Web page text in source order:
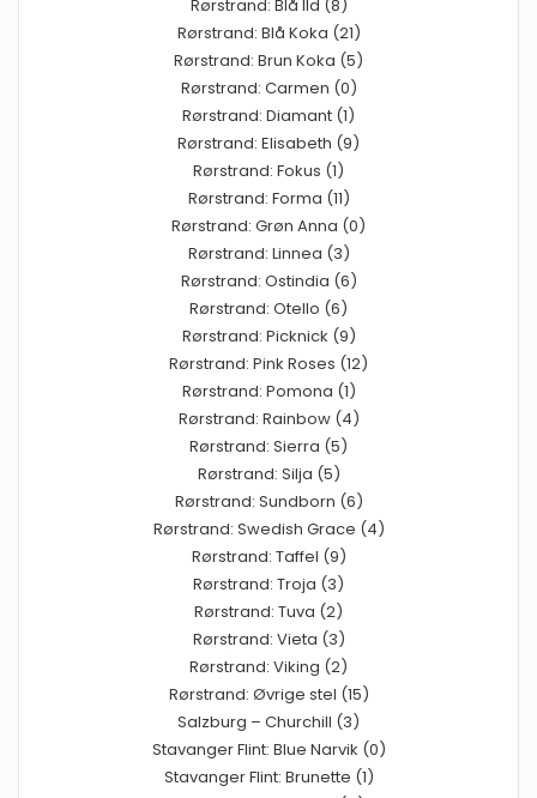
Rørstrand: Blå Ild (8)
Rørstrand: Blå Koka (21)
Rørstrand: Brun Koka (5)
Rørstrand: Carmen (0)
Rørstrand: Diamant (1)
Rørstrand: Elisabeth (9)
Rørstrand: Fokus (1)
Rørstrand: Forma (11)
Rørstrand: Grøn Anna (0)
Rørstrand: Linnea (3)
Rørstrand: Ostindia (6)
Rørstrand: Otello (6)
Rørstrand: Picknick (9)
Rørstrand: Pink Roses (12)
Rørstrand: Pomona (1)
Rørstrand: Rainbow (4)
Rørstrand: Sierra (5)
Rørstrand: Silja (5)
Rørstrand: Sundborn (6)
Rørstrand: Swedish Grace (4)
Rørstrand: Taffel (9)
Rørstrand: Troja (3)
Rørstrand: Tuva (2)
Rørstrand: Vieta (3)
Rørstrand: Viking (2)
Rørstrand: Øvrige stel (15)
Salzburg – Churchill (3)
Stavanger Flint: Blue Narvik (0)
Stavanger Flint: Brunette (1)